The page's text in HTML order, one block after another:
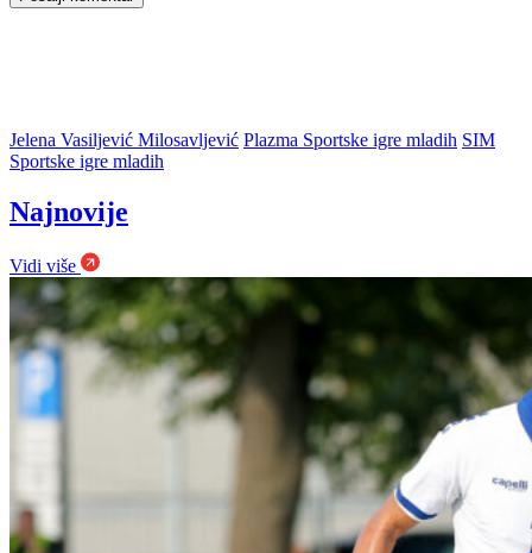
Jelena Vasiljević Milosavljević Plazma Sportske igre mladih SIM
Sportske igre mladih
Najnovije
Vidi više